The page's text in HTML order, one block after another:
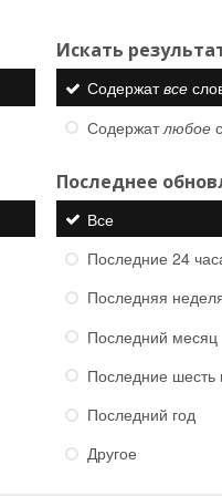
Искать
Содержатвсе
Содержатлюбое
Последнее
Все
Последние 24
Последняя
Последний месяц
Последние шесть
Последний год
Другое